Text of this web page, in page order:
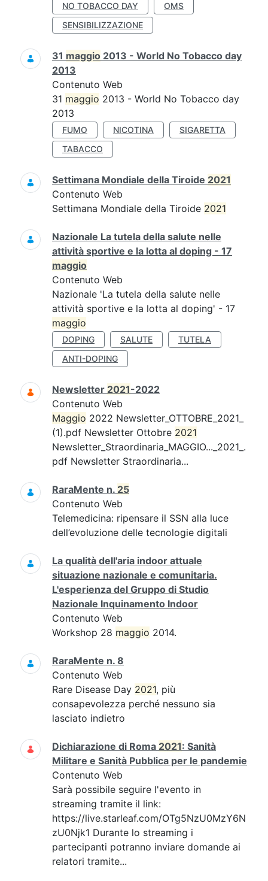
NO TOBACCO DAY
OMS
SENSIBILIZZAZIONE
31 maggio 2013 - World No Tobacco day
2013
Contenuto Web
31 maggio 2013 - World No Tobacco day
2013
FUMO NICOTINA
SIGARETTA
TABACCO
Settimana Mondiale della Tiroide 2021
Contenuto Web
Settimana Mondiale della Tiroide 2021
Nazionale La tutela della salute nelle
attività sportive e la lotta al doping - 17
maggio
Contenuto Web
Nazionale 'La tutela della salute nelle
attività sportive e la lotta al doping' - 17
maggio
DOPING SALUTE
TUTELA
ANTI-DOPING
Newsletter 2021-2022
Contenuto Web
Maggio 2022 Newsletter_OTTOBRE_2021_
(1).pdf Newsletter Ottobre 2021
Newsletter_Straordinaria_MAGGIO..._2021_.
pdf Newsletter Straordinaria...
RaraMente n. 25
Contenuto Web
Telemedicina: ripensare il SSN alla luce
dell’evoluzione delle tecnologie digitali
La qualità dell'aria indoor attuale
situazione nazionale e comunitaria.
L'esperienza del Gruppo di Studio
Nazionale Inquinamento Indoor
Contenuto Web
Workshop 28 maggio 2014.
RaraMente n. 8
Contenuto Web
Rare Disease Day 2021, più
consapevolezza perché nessuno sia
lasciato indietro
Dichiarazione di Roma 2021: Sanità
Militare e Sanità Pubblica per le pandemie
Contenuto Web
Sarà possibile seguire l'evento in
streaming tramite il link:
https://live.starleaf.com/OTg5NzU0MzY6N
zU0Njk1 Durante lo streaming i
partecipanti potranno inviare domande ai
relatori tramite...